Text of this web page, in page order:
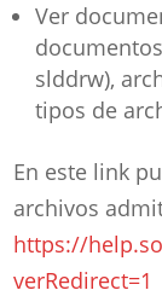
Ver
slddrw),
tipos de
En este link
archivos
https://
verRedirect=1